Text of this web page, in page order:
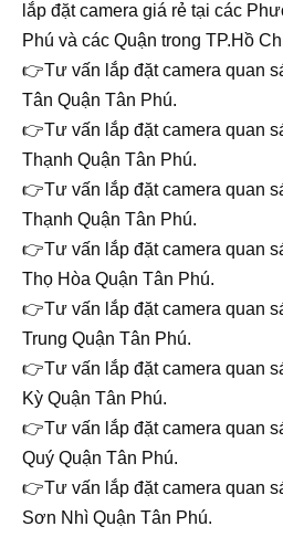
lắp đặt camera giá rẻ tại các
Phú và các Quận trong TP.Hồ
👉Tư vấn lắp đặt camera quan
Tân Quận Tân Phú.
👉Tư vấn lắp đặt camera quan
Thạnh Quận Tân Phú.
👉Tư vấn lắp đặt camera quan
Thạnh Quận Tân Phú.
👉Tư vấn lắp đặt camera quan
Thọ Hòa Quận Tân Phú.
👉Tư vấn lắp đặt camera quan
Trung Quận Tân Phú.
👉Tư vấn lắp đặt camera quan
Kỳ Quận Tân Phú.
👉Tư vấn lắp đặt camera quan
Quý Quận Tân Phú.
👉Tư vấn lắp đặt camera quan
Sơn Nhì Quận Tân Phú.